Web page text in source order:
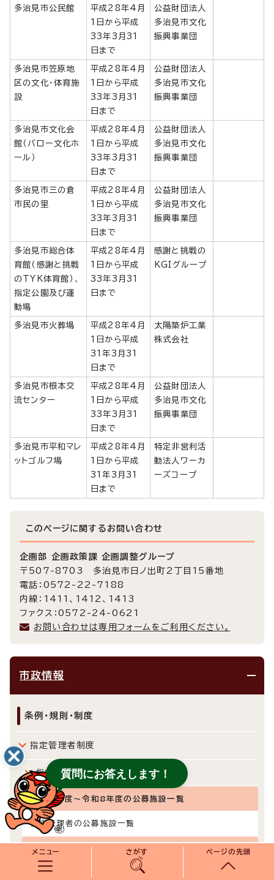
多治見市公民館
平成28年4月
1日から平成
33年3月31
日まで
公益財団法人
多治見市文化
振興事業団
多治見市笠原地
区の文化・体育施
設
平成28年4月
1日から平成
33年3月31
日まで
公益財団法人
多治見市文化
振興事業団
多治見市文化会
館（バロー文化ホ
ール）
平成28年4月
1日から平成
33年3月31
日まで
公益財団法人
多治見市文化
振興事業団
多治見市三の倉
市民の里
平成28年4月
1日から平成
33年3月31
日まで
公益財団法人
多治見市文化
振興事業団
多治見市総合体
育館（感謝と挑戦
のTYK体育館）、
指定公園及び運
動場
平成28年4月
1日から平成
33年3月31
日まで
感謝と挑戦の
KGIグループ
多治見市火葬場
平成28年4月
1日から平成
31年3月31
日まで
太陽築炉工業
株式会社
多治見市根本交
流センター
平成28年4月
1日から平成
33年3月31
日まで
公益財団法人
多治見市文化
振興事業団
多治見市平和マレ
ットゴルフ場
平成28年4月
1日から平成
31年3月31
日まで
特定非営利活
動法人ワーカ
ーズコープ
このページに関する お問い合わせ
企画部 企画政策課 企画調整グループ
〒507-8703 多治見市日ノ出町2丁目15番地
電話：0572-22-7188
内線：1411、1412、1413
ファクス：0572-24-0621
お問い合わせは専用フォームをご利用ください。
市政情報
条例・規則・制度
指定管理者制度
指定管理者の公募・選定・指定
平成27年度～令和8年度の公募施設一覧
指定管理者の公募施設一覧
商工観光課所管
多治見市産業文化センター指定管理者の公募
メニュー さがす ページの先頭
質問にお答えします！